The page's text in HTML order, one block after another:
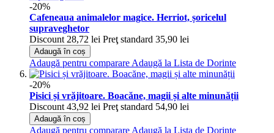
-20%
Cafeneaua animalelor magice. Herriot, șoricelul
supraveghetor
Discount 28,72 lei Preţ standard 35,90 lei
Adaugă în coș
Adaugă pentru comparare Adaugă la Lista de Dorinte
-20%
Pisici și vrăjitoare. Boacăne, magii și alte minunății
Discount 43,92 lei Preţ standard 54,90 lei
Adaugă în coș
Adaugă pentru comparare Adaugă la Lista de Dorinte